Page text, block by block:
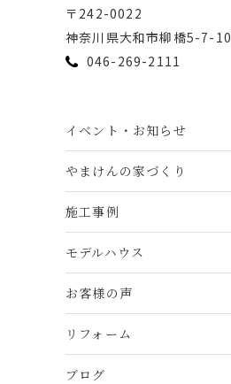
〒242-0022
神奈川県⼤和市柳橋5-7-10
046-269-2111
イベント・お知らせ
やまけんの家づくり
施工事例
モデルハウス
お客様の声
リフォーム
ブログ